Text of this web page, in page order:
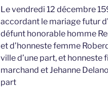
Le vendredi 12 décembre
accordant le mariage futur
défunt honorable homme
et d’honneste femme
ville d’une part, et
marchand et Jehanne
part